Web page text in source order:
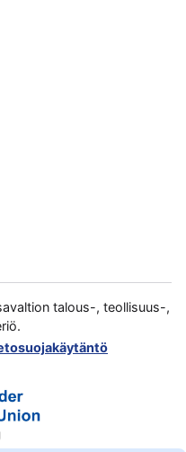
talous-, teollisuus-,